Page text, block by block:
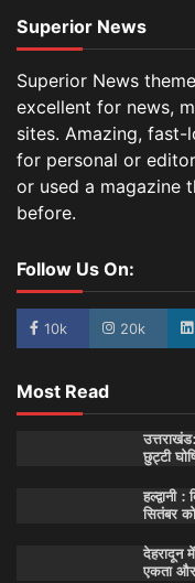
Superior News
Superior News
excellent for news,
sites. Amazing, fast-
for personal or
or used a magazine
before.
Follow Us On:
10k 20k
Most Read
छुट्टी
हल्द्वानी
सितंबर
देहरादून
एकता